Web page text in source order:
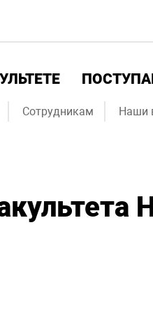
Сотрудникам Наши